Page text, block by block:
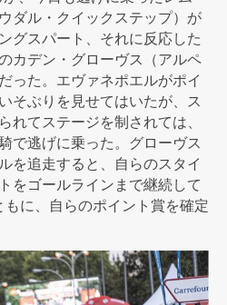
ダル・クイックステップ）が
グスパート、それに反応した
カデン・グローヴス（アルペ
った。エヴァネポエルがポイ
そぶりを見せてはいたが、ス
れてステージを制されては、
で逃げに乗った。グローヴス
を追走すると、自らのスタイ
をゴールラインまで継続して
に、自らのポイント賞を確定